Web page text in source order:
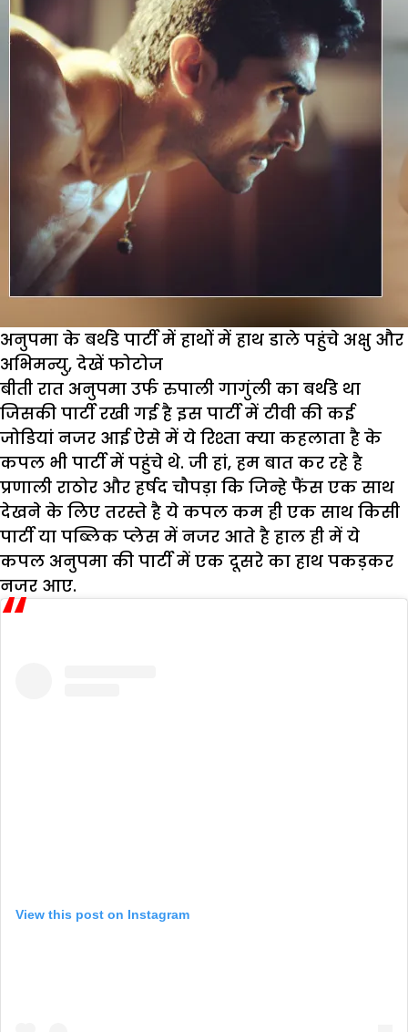
अनुपमा,
शो
मेकर्स
लेकर
आए
नया
ट्विस्ट
अनुपमा के बर्थडे पार्टी में हाथों में हाथ डाले पहुंचे अक्षु और
अभिमन्यु, देखें फोटोज
बीती रात अनुपमा उर्फ रुपाली गागुंली का बर्थडे था
जिसकी पार्टी रखी गई है इस पार्टी में टीवी की कई
जोडियां नजर आई ऐसे में ये रिश्ता क्या कहलाता है के
कपल भी पार्टी में पहुंचे थे. जी हां, हम बात कर रहे है
प्रणाली राठोर और हर्षद चौपड़ा कि जिन्हे फैंस एक साथ
देखने के लिए तरस्ते है ये कपल कम ही एक साथ किसी
पार्टी या पब्लिक प्लेस में नजर आते है हाल ही में ये
कपल अनुपमा की पार्टी में एक दूसरे का हाथ पकड़कर
नजर आए.
View this post on Instagram